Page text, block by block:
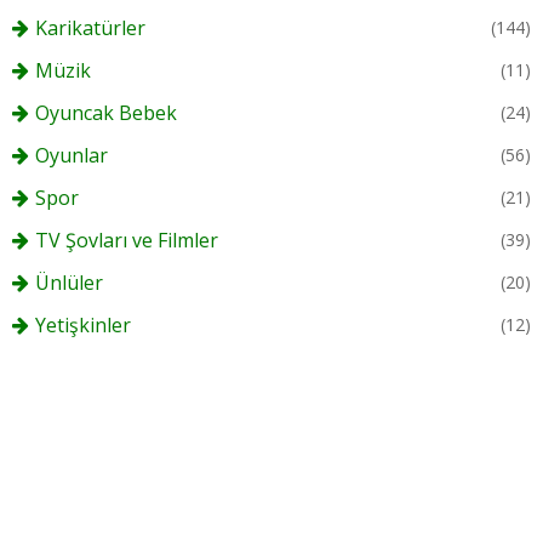
Karikatürler (144)
Müzik (11)
Oyuncak Bebek (24)
Oyunlar (56)
Spor (21)
TV Şovları ve Filmler (39)
Ünlüler (20)
Yetişkinler (12)